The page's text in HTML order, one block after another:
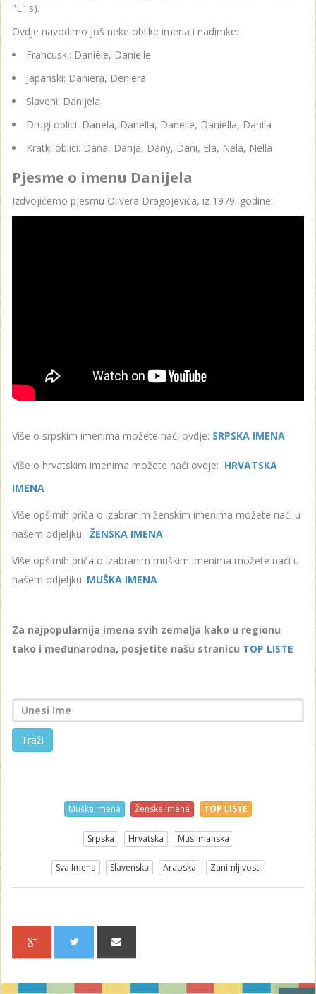
"L" s).
Ovdje navodimo još neke oblike imena i nadimke:
Francuski: Danièle, Danielle
Japanski: Daniera, Deniera
Slaveni: Danijela
Drugi oblici: Danela, Danella, Danelle, Daniella, Danila
Kratki oblici: Dana, Danja, Dany, Dani, Ela, Nela, Nella
Pjesme o imenu Danijela
Izdvojićemo pjesmu Olivera Dragojevića, iz 1979. godine:
Više o srpskim imenima možete naći ovdje: SRPSKA IMENA
Više o hrvatskim imenima možete naći ovdje: HRVATSKA
IMENA
Više opširnih priča o izabranim ženskim imenima možete naći u
našem odjeljku: ŽENSKA IMENA
Više opširnih priča o izabranim muškim imenima možete naći u
našem odjeljku: MUŠKA IMENA
Za najpopularnija imena svih zemalja kako u regionu
tako i međunarodna, posjetite našu stranicu TOP LISTE
Traži
Muška imena Ženska imena TOP LISTE
Srpska Hrvatska Muslimanska
Sva Imena Slavenska Arapska Zanimljivosti